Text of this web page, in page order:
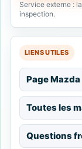
Service externe :
inspection.
LIENS UTILES
Page Mazda
Toutes les
Questions